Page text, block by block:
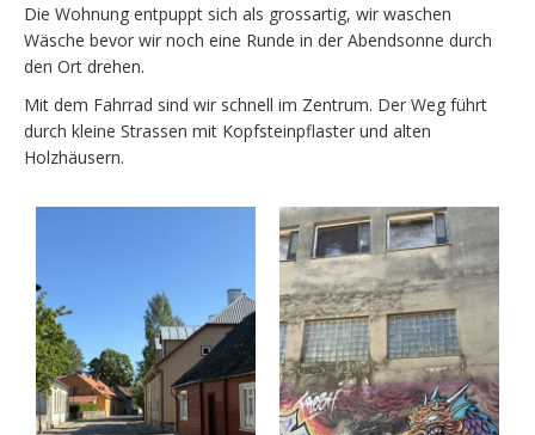
Die Wohnung entpuppt sich als grossartig, wir waschen
Wäsche bevor wir noch eine Runde in der Abendsonne durch
den Ort drehen.
Mit dem Fahrrad sind wir schnell im Zentrum. Der Weg führt
durch kleine Strassen mit Kopfsteinpflaster und alten
Holzhäusern.